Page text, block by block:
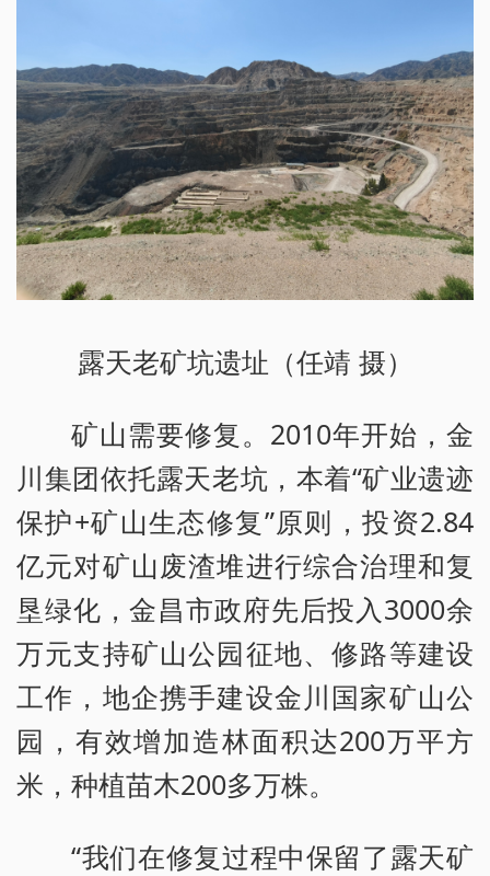
露天老矿坑遗址（任靖 摄）
矿山需要修复。2010年开始，金
川集团依托露天老坑，本着“矿业遗迹
保护+矿山生态修复”原则，投资2.84
亿元对矿山废渣堆进行综合治理和复
垦绿化，金昌市政府先后投入3000余
万元支持矿山公园征地、修路等建设
工作，地企携手建设金川国家矿山公
园，有效增加造林面积达200万平方
米，种植苗木200多万株。
“我们在修复过程中保留了露天矿